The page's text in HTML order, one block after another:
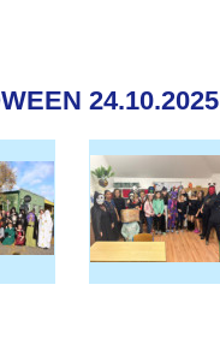
24.10.2025